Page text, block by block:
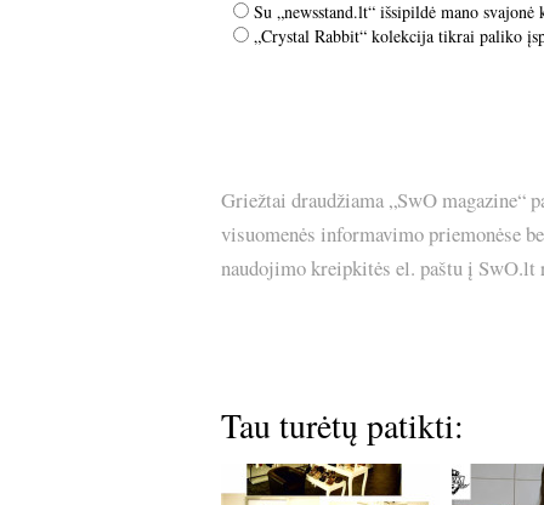
Su „newsstand.lt“ išsipildė mano
„Crystal Rabbit“ kolekcija tikrai paliko
Griežtai draudžiama „SwO magazine“
visuomenės informavimo priemonėse
naudojimo kreipkitės el. paštu į
Tau turėtų patikti: